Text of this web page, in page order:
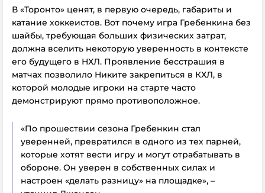
В «Торонто» ценят, в первую очередь, габариты и
катание хоккеистов. Вот почему игра Гребенкина без
шайбы, требующая больших физических затрат,
должна вселить некоторую уверенность в контексте
его будущего в НХЛ. Проявление бесстрашия в
матчах позволило Никите закрепиться в КХЛ, в
которой молодые игроки на старте часто
демонстрируют прямо противоположное.
«По прошествии сезона Гребенкин стал
уверенней, превратился в одного из тех парней,
которые хотят вести игру и могут отрабатывать в
обороне. Он уверен в собственных силах и
настроен «делать разницу» на площадке», –